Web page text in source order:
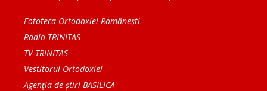
Fototeca Ortodoxiei Românești
Radio TRINITAS
TV TRINITAS
Vestitorul Ortodoxiei
Agenţia de ştiri BASILICA